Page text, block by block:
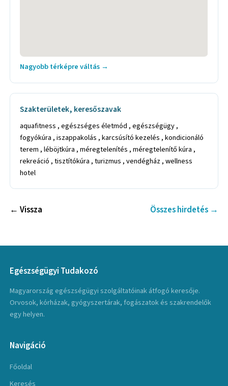
Nagyobb térképre váltás →
Szakterületek, keresőszavak
aquafitness , egészséges életmód , egészségügy ,
fogyókúra , iszappakolás , karcsúsító kezelés , kondicionáló
terem , léböjtkúra , méregtelenítés , méregtelenítő kúra ,
rekreáció , tisztítókúra , turizmus , vendégház , wellness
hotel
← Vissza Összes hirdetés →
Egészségügyi Tudakozó
Magyarország egészségügyi szolgáltatóinak átfogó keresője.
Orvosok, kórházak, gyógyszertárak, fogászatok és szakrendelők
egy helyen.
Navigáció
Főoldal
Keresés